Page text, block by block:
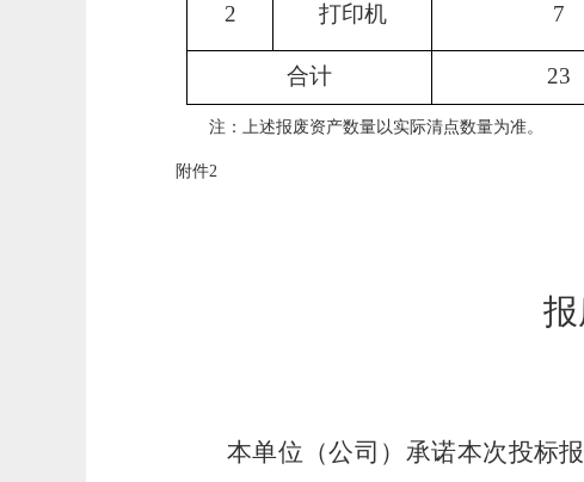
2 打印机 7
合计 23
注：上述报废资产数量以实际清点数量为准。
附件2
本单位 （公司）承诺本次投标